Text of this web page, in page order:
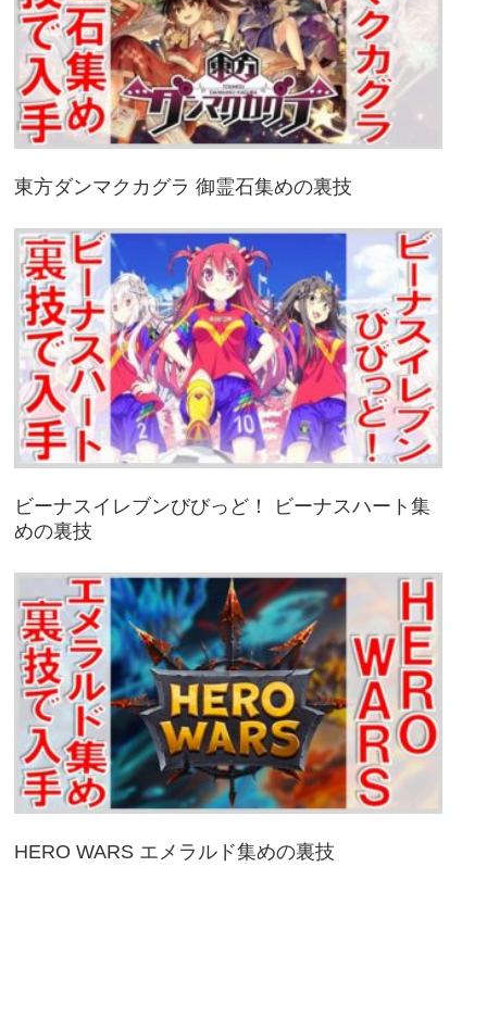
東方ダンマクカグラ 御霊石集めの裏技
ビーナスイレブンびびっど！ ビーナスハート集
めの裏技
HERO WARS エメラルド集めの裏技